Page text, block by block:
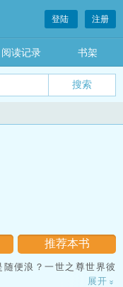
登陆 注册
阅读记录 书架
推荐本书
便浪？一世之尊世界彼
展开 »